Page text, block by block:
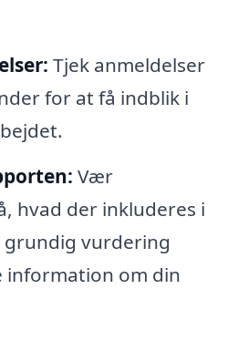
Tjek anmeldelser
for at få indblik i
Vær
hvad der inkluderes i
vurdering
information om din